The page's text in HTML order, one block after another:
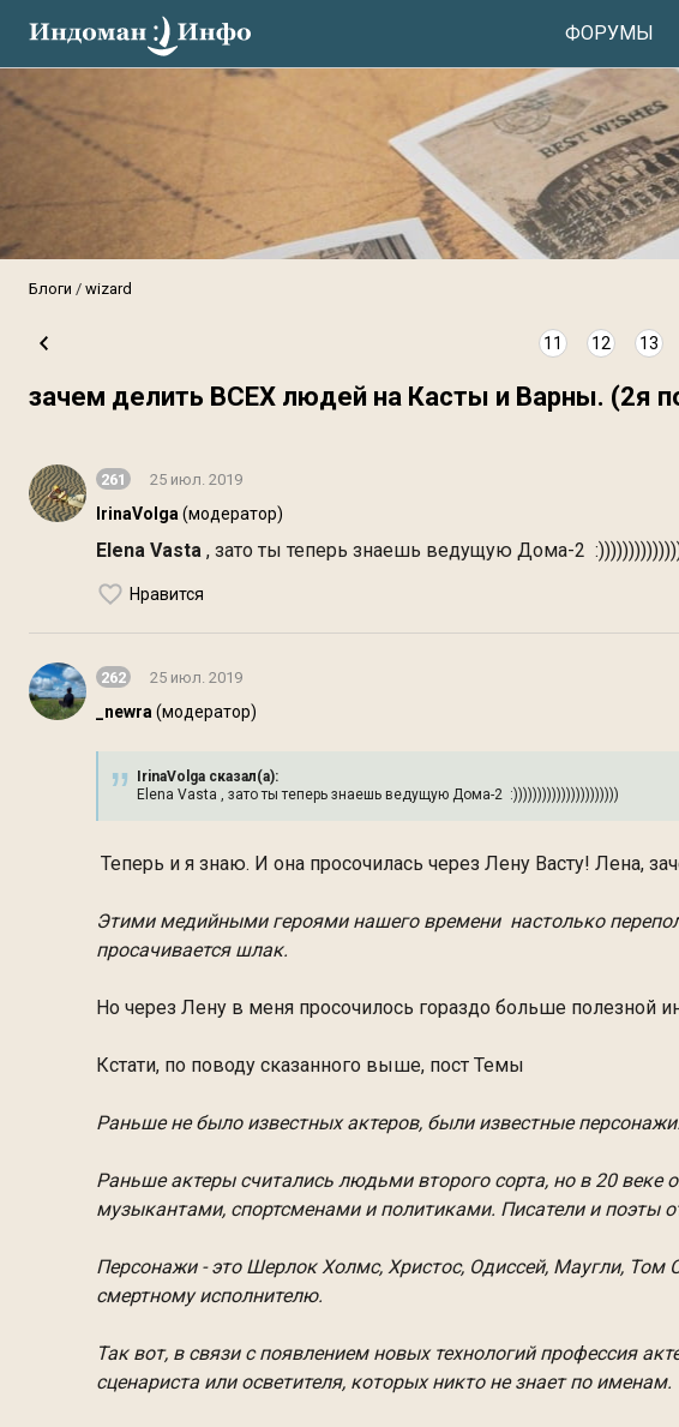
ФОРУМЫ
Блоги wizard
11 12 13
зачем делить ВСЕХ людей на Касты и Варны. (2я
261 25 июл. 2019
IrinaVolga (модератор)
Elena Vasta , зато ты теперь знаешь ведущую Дома-2
Нравится
262 25 июл. 2019
_newra (модератор)
IrinaVolga сказал(а):
Elena Vasta , зато ты теперь знаешь ведущую Дома-2 :))))))))))))))))))))))
Теперь и я знаю. И она просочилась через Лену Васту! Лена,
Этими медийными героями нашего времени настолько
просачивается шлак.
Но через Лену в меня просочилось гораздо больше полезной
Кстати, по поводу сказанного выше, пост Темы
Раньше не было известных актеров, были известные
Раньше актеры считались людьми второго сорта, но в 20
музыкантами, спортсменами и политиками. Писатели и поэты
Персонажи - это Шерлок Холмс, Христос, Одиссей, Маугли, Том
смертному исполнителю.
Так вот, в связи с появлением новых технологий профессия
сценариста или осветителя, которых никто не знает по именам.